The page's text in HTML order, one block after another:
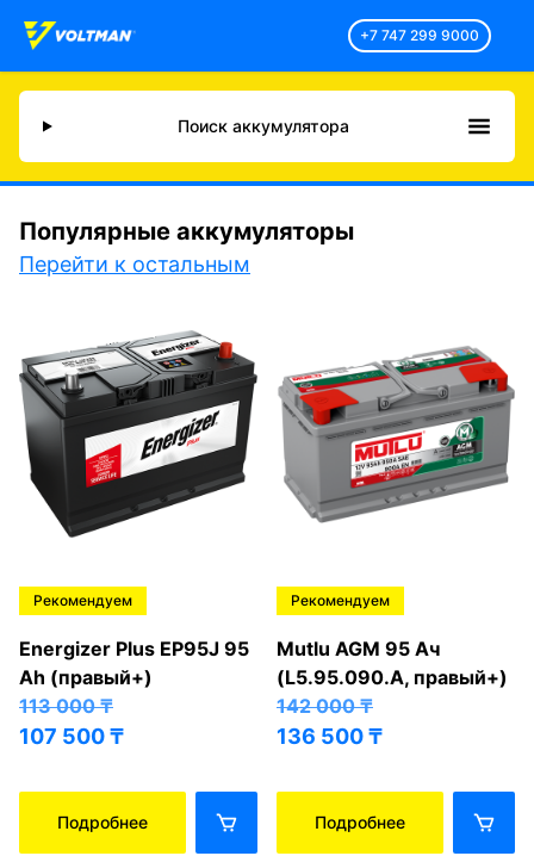
+7 747 299 9000
Поиск аккумулятора
Популярные аккумуляторы
Перейти к остальным
Рекомендуем
Energizer Plus EP95J 95
Ah (правый+)
113 000₸
107 500₸
Подробнее
Рекомендуем
Mutlu AGM 95 Ач
(L5.95.090.A, правый+)
142 000₸
136 500₸
Подробнее